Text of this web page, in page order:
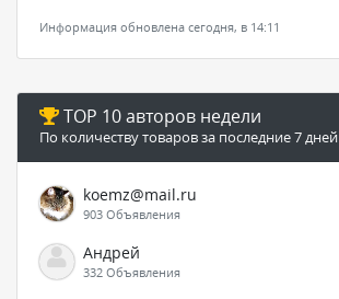
Информация обновлена сегодня, в 14:11
TOP 10 авторов недели
По количеству товаров за последние 7 дней
koemz@mail.ru
903 Объявления
Андрей
332 Объявления